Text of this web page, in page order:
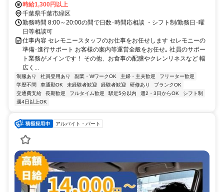
学園前（千葉県）出入口1徒歩約27分
時給1,300円以上
千葉県千葉市緑区
勤務時間 8:00～20:00の間で日数･時間応相談 ・シフト制/勤務日･曜
日等相談可
仕事内容 セレモニースタッフのお仕事をお任せします セレモニーの
準備･進行サポート お客様の案内等運営全般をお任せ｡ 社員のサポー
ト業務がメインです！ その他、お食事の配膳やクレンリネスなど 幅
広く...
制服あり 社員登用あり 副業・WワークOK 主婦・主夫歓迎
フリーター歓迎
学歴不問
車通勤OK 未経験者歓迎 経験者歓迎 研修あり
ブランクOK
交通費支給
長期歓迎 フルタイム歓迎 駅近5分以内 週2・3日からOK
シフト制
週4日以上OK
アルバイト・パート